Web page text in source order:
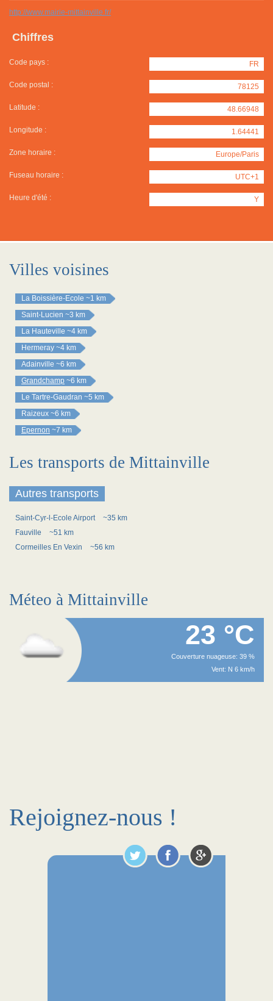
http://www.mairie-mittainville.fr/
Chiffres
Code pays : FR
Code postal : 78125
Latitude : 48.66948
Longitude : 1.64441
Zone horaire : Europe/Paris
Fuseau horaire : UTC+1
Heure d'été : Y
Villes voisines
La Boissière-Ecole ~1 km
Saint-Lucien ~3 km
La Hauteville ~4 km
Hermeray ~4 km
Adainville ~6 km
Grandchamp ~6 km
Le Tartre-Gaudran ~5 km
Raizeux ~6 km
Epernon ~7 km
Les transports de Mittainville
Autres transports
Saint-Cyr-l-Ecole Airport
~35 km
Fauville
~51 km
Cormeilles En Vexin
~56 km
Méteo à Mittainville
23 °C
Couverture nuageuse: 39 %
Vent: N 6 km/h
Rejoignez-nous !